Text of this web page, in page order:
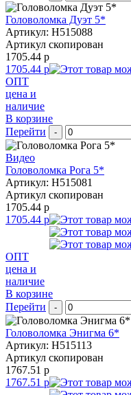
Головоломка Дуэт 5*
Артикул: H515088
Артикул скопирован
1705.44 р
1705.44 р
ОПТ
цена и
наличие
В корзине
Перейти
-
Видео
Головоломка Рога 5*
Артикул: H515081
Артикул скопирован
1705.44 р
1705.44 р
ОПТ
цена и
наличие
В корзине
Перейти
-
Головоломка Энигма 6*
Артикул: H515113
Артикул скопирован
1767.51 р
1767.51 р